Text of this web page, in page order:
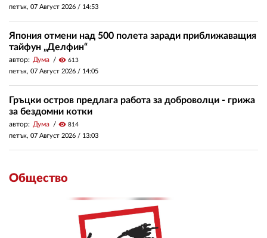
петък, 07 Август 2026 / 14:53
Япония отмени над 500 полета заради приближаващия
тайфун „Делфин“
автор: Дума visibility 613
петък, 07 Август 2026 / 14:05
Гръцки остров предлага работа за доброволци - грижа
за бездомни котки
автор: Дума visibility 814
петък, 07 Август 2026 / 13:03
Общество